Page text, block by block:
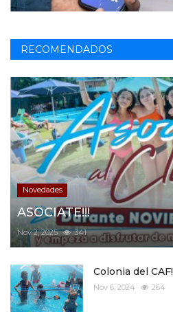
RECOMENDADOS
Novedades
ASOCIATE!!!
Nov 2, 2025 341
Colonia del CAF!
Nov 6, 2024 264